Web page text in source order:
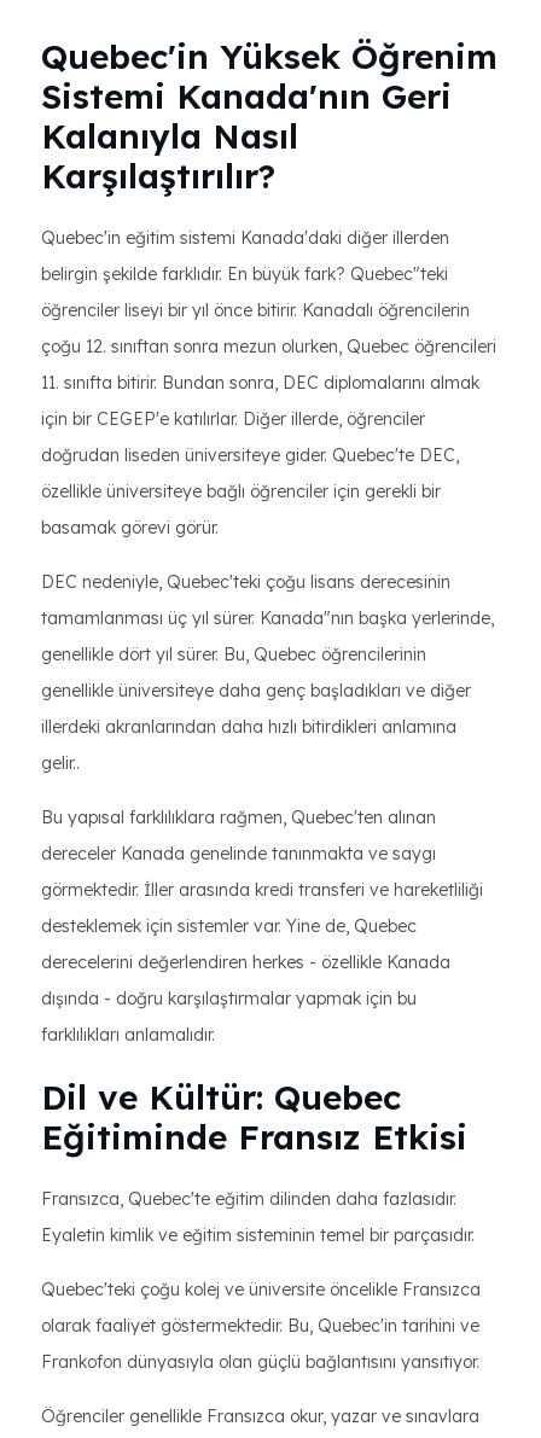
Quebec'in Yüksek Öğrenim
Sistemi Kanada'nın Geri
Kalanıyla Nasıl
Karşılaştırılır?
Quebec'in eğitim sistemi Kanada'daki diğer illerden
belirgin şekilde farklıdır. En büyük fark? Quebec"teki
öğrenciler liseyi bir yıl önce bitirir. Kanadalı öğrencilerin
çoğu 12. sınıftan sonra mezun olurken, Quebec öğrencileri
11. sınıfta bitirir. Bundan sonra, DEC diplomalarını almak
için bir CEGEP'e katılırlar. Diğer illerde, öğrenciler
doğrudan liseden üniversiteye gider. Quebec'te DEC,
özellikle üniversiteye bağlı öğrenciler için gerekli bir
basamak görevi görür.
DEC nedeniyle, Quebec'teki çoğu lisans derecesinin
tamamlanması üç yıl sürer. Kanada"nın başka yerlerinde,
genellikle dört yıl sürer. Bu, Quebec öğrencilerinin
genellikle üniversiteye daha genç başladıkları ve diğer
illerdeki akranlarından daha hızlı bitirdikleri anlamına
gelir..
Bu yapısal farklılıklara rağmen, Quebec'ten alınan
dereceler Kanada genelinde tanınmakta ve saygı
görmektedir. İller arasında kredi transferi ve hareketliliği
desteklemek için sistemler var. Yine de, Quebec
derecelerini değerlendiren herkes - özellikle Kanada
dışında - doğru karşılaştırmalar yapmak için bu
farklılıkları anlamalıdır.
Dil ve Kültür: Quebec
Eğitiminde Fransız Etkisi
Fransızca, Quebec'te eğitim dilinden daha fazlasıdır.
Eyaletin kimlik ve eğitim sisteminin temel bir parçasıdır.
Quebec'teki çoğu kolej ve üniversite öncelikle Fransızca
olarak faaliyet göstermektedir. Bu, Quebec'in tarihini ve
Frankofon dünyasıyla olan güçlü bağlantısını yansıtıyor.
Öğrenciler genellikle Fransızca okur, yazar ve sınavlara